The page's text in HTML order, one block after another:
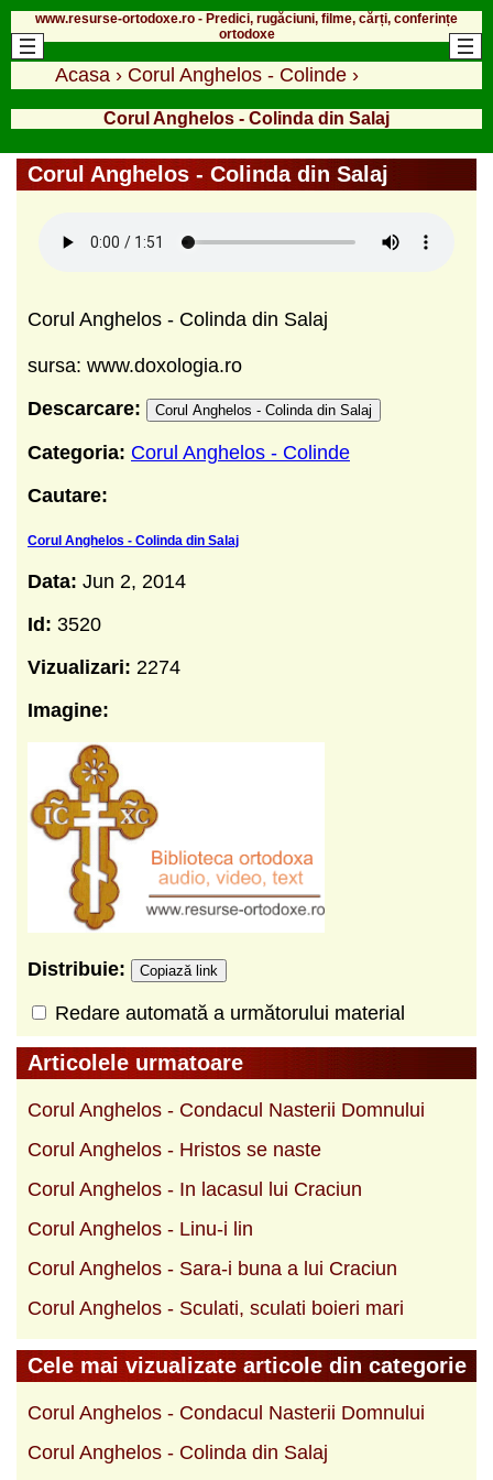
www.resurse-ortodoxe.ro - Predici, rugăciuni, filme, cărți, conferințe
ortodoxe
Acasa › Corul Anghelos - Colinde ›
Corul Anghelos - Colinda din Salaj
Corul Anghelos - Colinda din Salaj
Corul Anghelos - Colinda din Salaj
sursa: www.doxologia.ro
Descarcare:
Corul Anghelos - Colinda din Salaj
Categoria: Corul Anghelos - Colinde
Cautare:
Corul Anghelos - Colinda din Salaj
Data: Jun 2, 2014
Id: 3520
Vizualizari: 2274
Imagine:
Distribuie: Copiază link
Redare automată a următorului material
Articolele urmatoare
Corul Anghelos - Condacul Nasterii Domnului
Corul Anghelos - Hristos se naste
Corul Anghelos - In lacasul lui Craciun
Corul Anghelos - Linu-i lin
Corul Anghelos - Sara-i buna a lui Craciun
Corul Anghelos - Sculati, sculati boieri mari
Cele mai vizualizate articole din categorie
Corul Anghelos - Condacul Nasterii Domnului
Corul Anghelos - Colinda din Salaj